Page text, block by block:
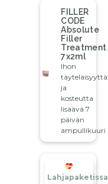
FILLER
CODE
Absolute
Filler
Treatment
7x2ml
Ihon
täyteläisyyttä
ja
kosteutta
lisäävä 7
päivän
ampullikuuri
Lahjapaketissa